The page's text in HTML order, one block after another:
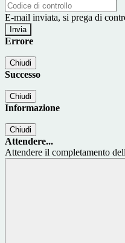
E-mail inviata, si prega di
Errore
Chiudi
Successo
Chiudi
Informazione
Chiudi
Attendere...
Attendere il completamento